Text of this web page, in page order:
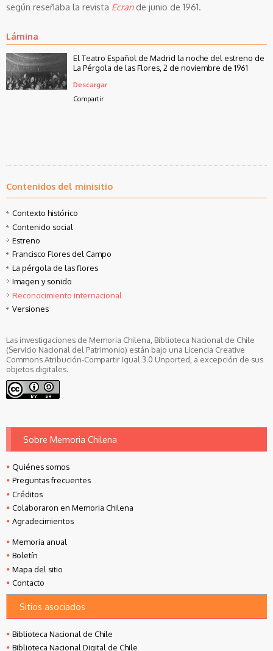
según reseñaba la revista Ecrande junio de 1961.
Lámina
El Teatro Español de Madrid la noche del estreno de
La Pérgola de las Flores, 2 de noviembre de 1961
Descargar
Compartir
Contenidos del minisitio
Contexto histórico
Contenido social
Estreno
Francisco Flores del Campo
La pérgola de las flores
Imagen y sonido
Reconocimiento internacional
Versiones
Las investigaciones de Memoria Chilena, Biblioteca Nacional de Chile
(Servicio Nacional del Patrimonio) están bajo una Licencia Creative
Commons Atribución-Compartir Igual 3.0 Unported, a excepción de sus
objetos digitales.
Sobre Memoria Chilena
Quiénes somos
Preguntas frecuentes
Créditos
Colaboraron en Memoria Chilena
Agradecimientos
Memoria anual
Boletín
Mapa del sitio
Contacto
Sitios asociados
Biblioteca Nacional de Chile
Biblioteca Nacional Digital de Chile